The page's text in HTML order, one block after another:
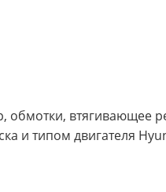
обмотки, втягивающее
и типом двигателя